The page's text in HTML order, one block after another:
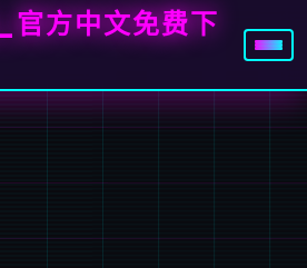
官方中文免费下